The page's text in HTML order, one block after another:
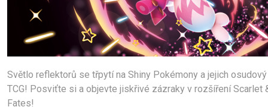
Světlo reflektorů se třpytí na Shiny Pokémony a jejich
TCG! Posviťte si a objevte jiskřivé zázraky v rozšíření Scarlet
Fates!